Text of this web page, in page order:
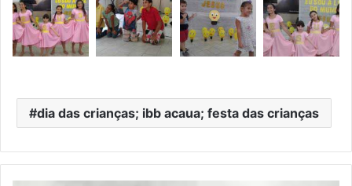
dia das crianças; ibb acaua; festa das crianças